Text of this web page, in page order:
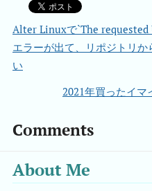
Alter Linuxで`The requested
エラーが出て、リポジトリ
い
2021年買ったイマ
Comments
About Me